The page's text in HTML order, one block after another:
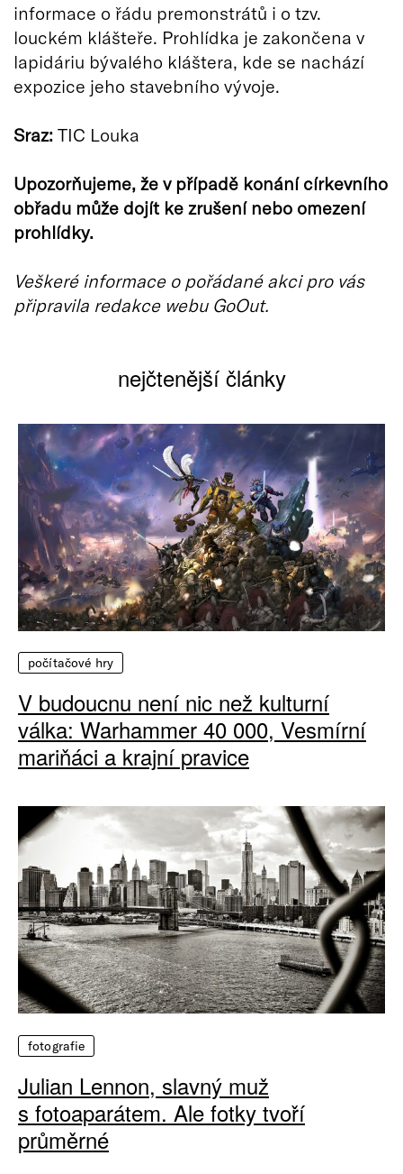
informace o řádu premonstrátů i o tzv.
louckém klášteře. Prohlídka je zakončena v
lapidáriu bývalého kláštera, kde se nachází
expozice jeho stavebního vývoje.
Sraz: TIC Louka
Upozorňujeme, že v případě konání církevního
obřadu může dojít ke zrušení nebo omezení
prohlídky.
Veškeré informace o pořádané akci pro vás
připravila redakce webu GoOut.
nejčtenější články
počítačové hry
V budoucnu není nic než kulturní
válka: Warhammer 40 000, Vesmírní
mariňáci a krajní pravice
fotografie
Julian Lennon, slavný muž
s fotoaparátem. Ale fotky tvoří
průměrné